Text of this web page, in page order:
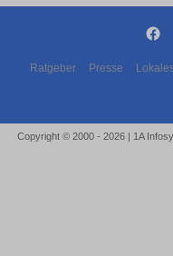
Ratgeber Presse
Copyright © 2000 - 2026 | 1A